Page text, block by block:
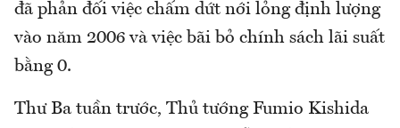
đã phản đối việc chấm dứt nới lỏng định lượng
vào năm 2006 và việc bãi bỏ chính sách lãi suất
bằng 0.
Thư Ba tuần trước, Thủ tướng Fumio Kishida